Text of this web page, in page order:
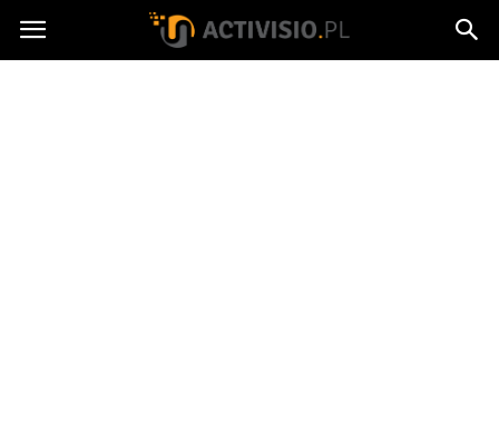
Activisio.pl